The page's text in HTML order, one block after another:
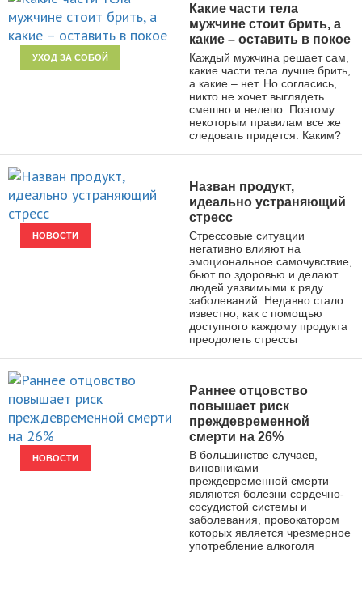
УХОД ЗА СОБОЙ
Какие части тела
мужчине стоит брить, а
какие – оставить в покое
Каждый мужчина решает сам,
какие части тела лучше брить,
а какие – нет. Но согласись,
никто не хочет выглядеть
смешно и нелепо. Поэтому
некоторым правилам все же
следовать придется. Каким?
НОВОСТИ
Назван продукт,
идеально устраняющий
стресс
Стрессовые ситуации
негативно влияют на
эмоциональное самочувствие,
бьют по здоровью и делают
людей уязвимыми к ряду
заболеваний. Недавно стало
известно, как с помощью
доступного каждому продукта
преодолеть стрессы
НОВОСТИ
Раннее отцовство
повышает риск
преждевременной
смерти на 26%
В большинстве случаев,
виновниками
преждевременной смерти
являются болезни сердечно-
сосудистой системы и
заболевания, провокатором
которых является чрезмерное
употребление алкоголя